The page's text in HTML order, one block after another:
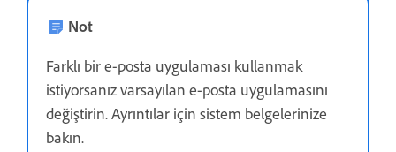
Not
Farklı bir e-posta uygulaması kullanmak
istiyorsanız varsayılan e-posta uygulamasını
değiştirin. Ayrıntılar için sistem belgelerinize
bakın.